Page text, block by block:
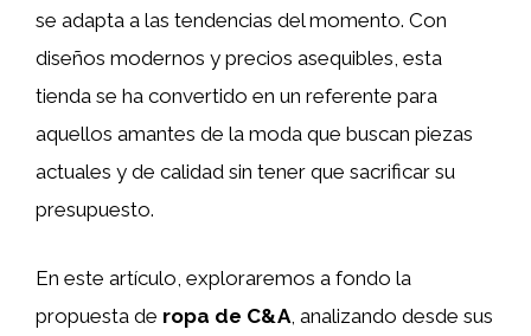
se adapta a las tendencias del momento. Con
diseños modernos y precios asequibles, esta
tienda se ha convertido en un referente para
aquellos amantes de la moda que buscan piezas
actuales y de calidad sin tener que sacrificar su
presupuesto.
En este artículo, exploraremos a fondo la
propuesta de ropa de C&A , analizando desde sus